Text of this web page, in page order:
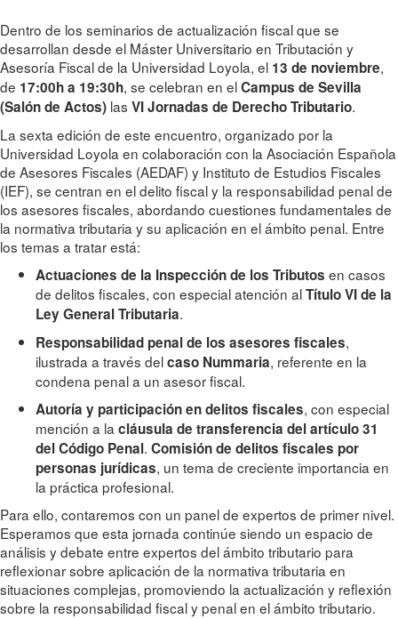
Dentro de los seminarios de actualización fiscal que se
desarrollan desde el Máster Universitario en Tributación y
Asesoría Fiscal de la Universidad Loyola, el 13 de noviembre,
de 17:00h a 19:30h, se celebran en elCampus de Sevilla
(Salón de Actos) las VI Jornadas de Derecho Tributario.
La sexta edición de este encuentro, organizado por la
Universidad Loyola en colaboración con la Asociación Española
de Asesores Fiscales (AEDAF) y Instituto de Estudios Fiscales
(IEF), se centran en el delito fiscal y la responsabilidad penal de
los asesores fiscales, abordando cuestiones fundamentales de
la normativa tributaria y su aplicación en el ámbito penal. Entre
los temas a tratar está:
Actuaciones de la Inspección de los Tributos en casos
de delitos fiscales, con especial atención alTítulo VI de la
Ley General Tributaria.
Responsabilidad penal de los asesores fiscales,
ilustrada a través delcaso Nummaria, referente en la
condena penal a un asesor fiscal.
Autoría y participación en delitos fiscales, con especial
mención a la cláusula de transferencia del artículo 31
del Código Penal. Comisión de delitos fiscales por
personas jurídicas, un tema de creciente importancia en
la práctica profesional.
Para ello, contaremos con un panel de expertos de primer nivel.
Esperamos que esta jornada continúe siendo un espacio de
análisis y debate entre expertos del ámbito tributario para
reflexionar sobre aplicación de la normativa tributaria en
situaciones complejas, promoviendo la actualización y reflexión
sobre la responsabilidad fiscal y penal en el ámbito tributario.